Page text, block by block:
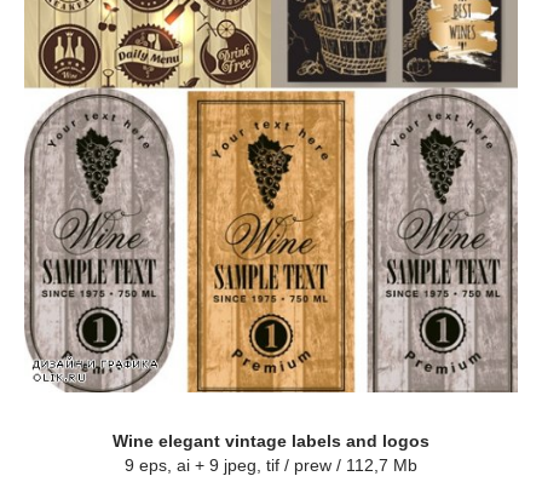
Wine elegant vintage labels and logos
9 eps, ai + 9 jpeg, tif / prew / 112,7 Mb